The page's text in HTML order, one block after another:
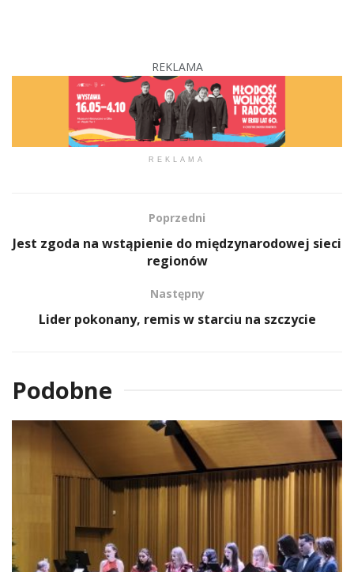
REKLAMA
REKLAMA
Poprzedni
Jest zgoda na wstąpienie do międzynarodowej sieci
regionów
Następny
Lider pokonany, remis w starciu na szczycie
Podobne